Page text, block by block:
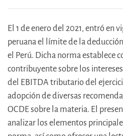
El 1 de enero del 2021, entró en
peruana el límite de la
el Perú. Dicha norma establece
contribuyente sobre los
del EBITDA tributario del
adopción de diversas
OCDE sobre la materia. El
analizar los elementos